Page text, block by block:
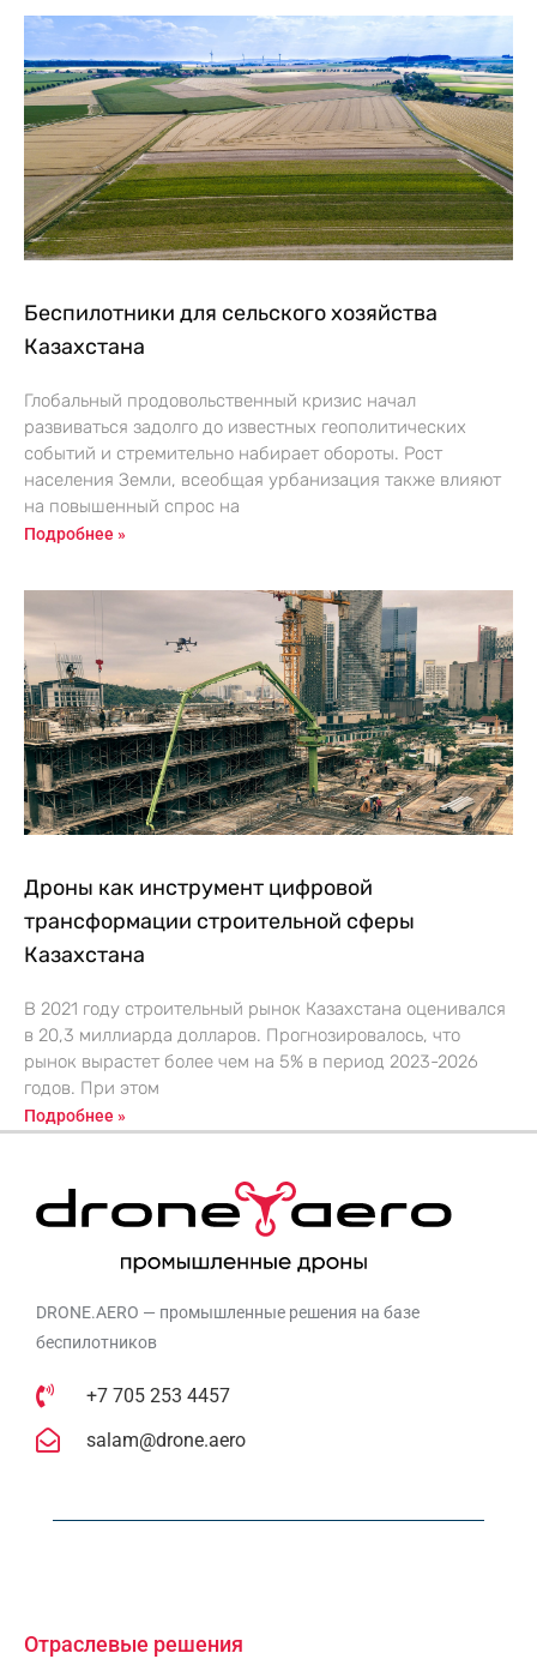
Беспилотники для сельского хозяйства
Казахстана
Глобальный продовольственный кризис начал
развиваться задолго до известных геополитических
событий и стремительно набирает обороты. Рост
населения Земли, всеобщая урбанизация также влияют
на повышенный спрос на
Подробнее »
Дроны как инструмент цифровой
трансформации строительной сферы
Казахстана
В 2021 году строительный рынок Казахстана оценивался
в 20,3 миллиарда долларов. Прогнозировалось, что
рынок вырастет более чем на 5% в период 2023-2026
годов. При этом
Подробнее »
DRONE.AERO — промышленные решения на базе
беспилотников
+7 705 253 4457
salam@drone.aero
Отраслевые решения